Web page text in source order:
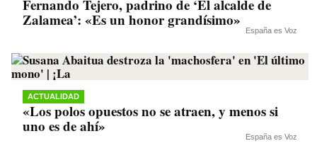
Fernando Tejero, padrino de ‘El alcalde de
Zalamea’: «Es un honor grandísimo»
España es Voz
ACTUALIDAD
«Los polos opuestos no se atraen, y menos si
uno es de ahí»
España es Voz